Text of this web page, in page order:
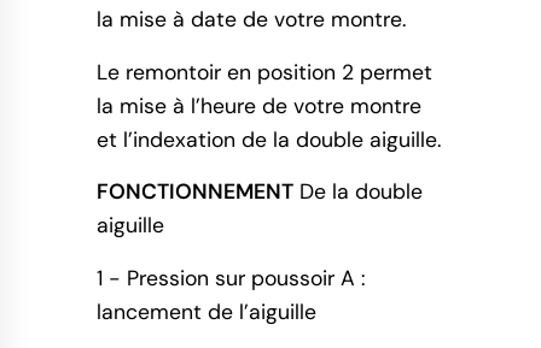
la mise à date de votre montre.
Le remontoir en position 2 permet
la mise à l’heure de votre montre
et l’indexation de la double aiguille.
FONCTIONNEMENT De la double
aiguille
1 - Pression sur poussoir A :
lancement de l’aiguille